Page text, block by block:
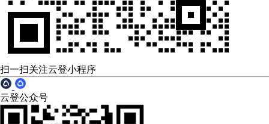
扫一扫关注云登小程序
云登公众号